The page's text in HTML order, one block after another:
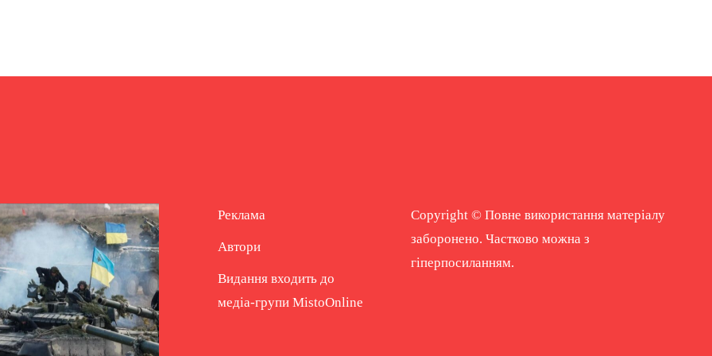
Реклама
Автори
Видання входить до
медіа-групи MistoOnline
Copyright © Повне використання матеріалу
заборонено. Частково можна з
гіперпосиланням.